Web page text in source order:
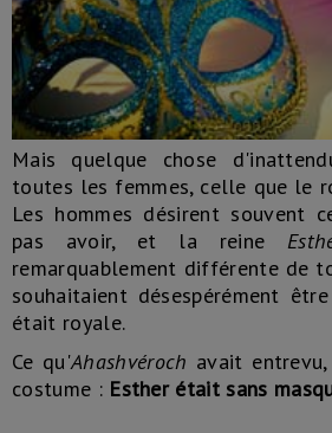
Mais quelque chose
toutes les femmes, celle que le
Les hommes désirent souvent
pas avoir, et la reine
remarquablement différente de
souhaitaient désespérément
était royale.
Ce qu'Ahashvéroch avait entrevu,
costume : Esther était sans